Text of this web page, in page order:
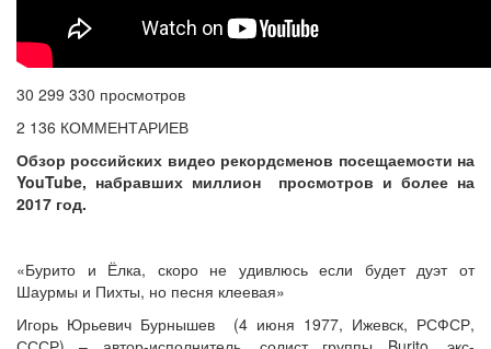
30 299 330 просмотров
2 136 КОММЕНТАРИЕВ
Обзор российских видео рекордсменов посещаемости на
YouTube, набравших миллион просмотров и более на
2017 год.
«Бурито и Ёлка, скоро не удивлюсь если будет дуэт от
Шаурмы и Пихты, но песня клеевая»
Игорь Юрьевич Бурнышев (4 июня 1977, Ижевск, РСФСР,